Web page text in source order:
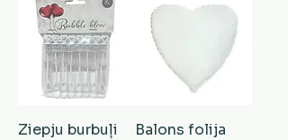
Ziepju burbuļi
Balons folija